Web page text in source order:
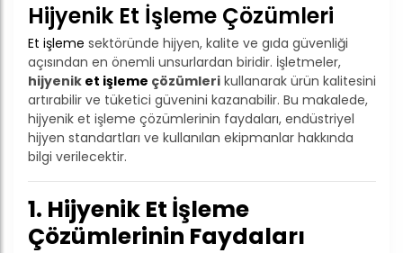
Hijyenik Et İşleme Çözümleri
Et işleme sektöründe hijyen, kalite ve gıda güvenliği
açısından en önemli unsurlardan biridir. İşletmeler,
hijyenik et işleme çözümleri kullanarak ürün kalitesini
artırabilir ve tüketici güvenini kazanabilir. Bu makalede,
hijyenik et işleme çözümlerinin faydaları, endüstriyel
hijyen standartları ve kullanılan ekipmanlar hakkında
bilgi verilecektir.
1. Hijyenik Et İşleme
Çözümlerinin Faydaları